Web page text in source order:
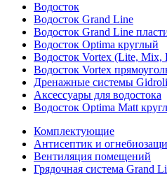
Водосток
Водосток Grand Line
Водосток Grand Line
Водосток Optima круглый
Водосток Vortex (Lite, Mix,
Водосток Vortex
Дренажные системы
Аксессуары для водостока
Водосток Optima Matt
Комплектующие
Антисептик и
Вентиляция помещений
Грядочная система Grand